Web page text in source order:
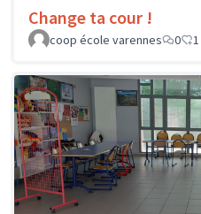
Change ta cour !
coop école varennes
0 1